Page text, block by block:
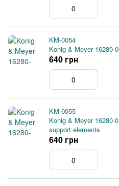
KM-0054
Konig & Meyer 16280-
640 грн
KM-0055
Konig & Meyer 16280-
support elements
640 грн